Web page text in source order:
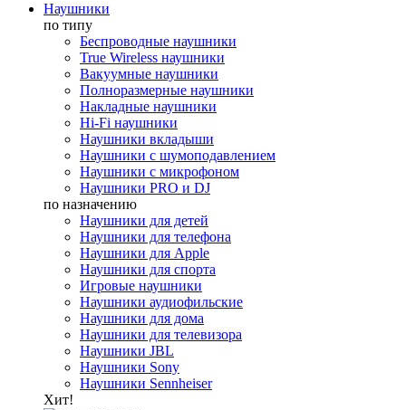
Наушники
по типу
Беспроводные наушники
True Wireless наушники
Вакуумные наушники
Полноразмерные наушники
Накладные наушники
Hi-Fi наушники
Наушники вкладыши
Наушники с шумоподавлением
Наушники с микрофоном
Наушники PRO и DJ
по назначению
Наушники для детей
Наушники для телефона
Наушники для Apple
Наушники для спорта
Игровые наушники
Наушники аудиофильские
Наушники для дома
Наушники для телевизора
Наушники JBL
Наушники Sony
Наушники Sennheiser
Хит!